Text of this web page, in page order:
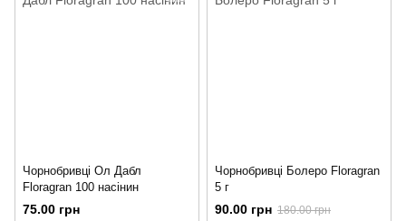
Чорнобривці Ол Дабл
Floragran 100 насінин
75.00 грн
Чорнобривці Болеро Floragran
5 г
90.00 грн 180.00 грн